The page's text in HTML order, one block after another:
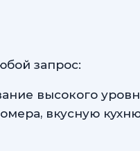
запрос:
высокого
вкусную